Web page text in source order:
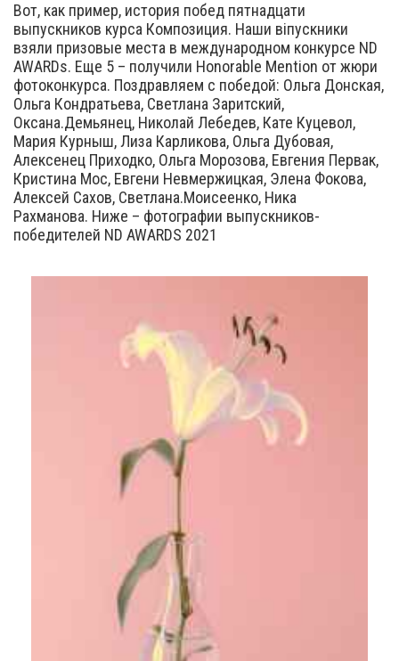
Вот, как пример, история побед пятнадцати
выпускников курса Композиция. Наши віпускники
взяли призовые места в международном конкурсе ND
AWARDs. Еще 5 – получили Honorable Mention от жюри
фотоконкурса. Поздравляем с победой: Ольга Донская,
Ольга Кондратьева, Светлана Заритский,
Оксана.Демьянец, Николай Лебедев, Кате Куцевол,
Мария Курныш, Лиза Карликова, Ольга Дубовая,
Алексенец Приходко, Ольга Морозова, Евгения Первак,
Кристина Мос, Евгени Невмержицкая, Элена Фокова,
Алексей Сахов, Светлана.Моисеенко, Ника
Рахманова. Ниже – фотографии выпускников-
победителей ND AWARDS 2021